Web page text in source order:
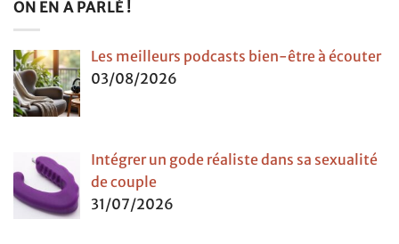
ON EN A PARLÉ !
Les meilleurs podcasts bien-être à écouter
03/08/2026
Intégrer un gode réaliste dans sa sexualité
de couple
31/07/2026